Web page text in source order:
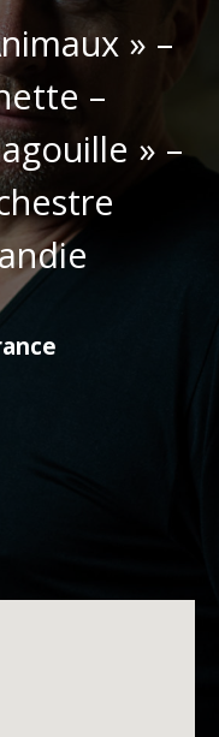
» –
–
» –